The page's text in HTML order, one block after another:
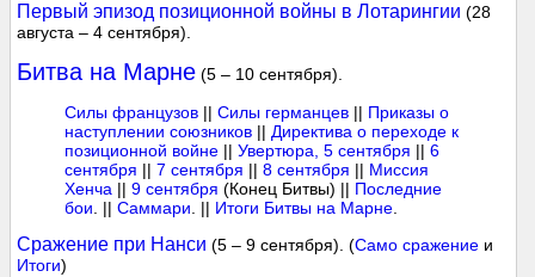
Первый эпизод позиционной войны в Лотарингии (28
августа – 4 сентября).
Битва на Марне (5 – 10 сентября).
Силы французов ||Силы германцев || Приказы о
наступлении союзников || Директива о переходе к
позиционной войне ||Увертюра, 5 сентября ||6
сентября ||7 сентября ||8 сентября || Миссия
Хенча ||9 сентября (Конец Битвы) || Последние
бои . ||Саммари . || Итоги Битвы на Марне
Сражение при Нанси (5 – 9 сентября). (Само сражение и
Итоги)